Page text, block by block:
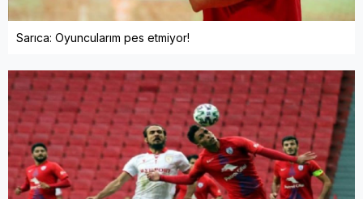
Sarıca: Oyuncularım pes etmiyor!